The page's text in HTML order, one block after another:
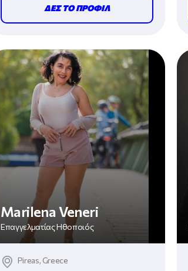
ΔΕΣ ΤΟ ΠΡΟΦΙΛ
Marilena Veneri
Επαγγελματίας Ηθοποιός
Pireas, Greece